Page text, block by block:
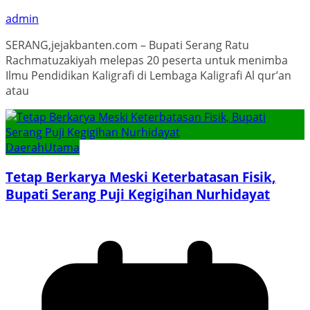
admin
SERANG,jejakbanten.com – Bupati Serang Ratu
Rachmatuzakiyah melepas 20 peserta untuk menimba
Ilmu Pendidikan Kaligrafi di Lembaga Kaligrafi Al qur’an
atau
DaerahUtama
Tetap Berkarya Meski Keterbatasan Fisik,
Bupati Serang Puji Kegigihan Nurhidayat